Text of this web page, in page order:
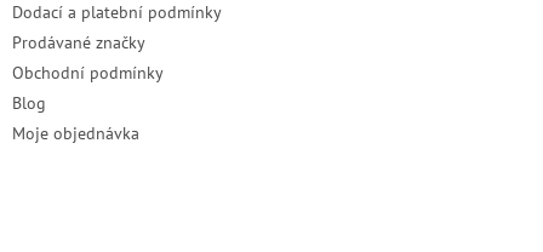
Dodací a platební podmínky
Prodávané značky
Obchodní podmínky
Blog
Moje objednávka